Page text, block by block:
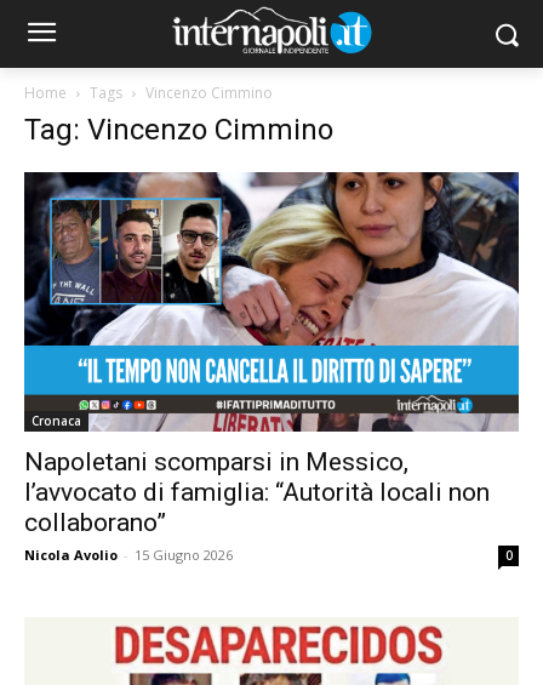
Home Tags Vincenzo Cimmino
Tag: Vincenzo Cimmino
Cronaca
Napoletani scomparsi in Messico,
l’avvocato di famiglia: “Autorità locali non
collaborano”
Nicola Avolio - 15 Giugno 2026 0